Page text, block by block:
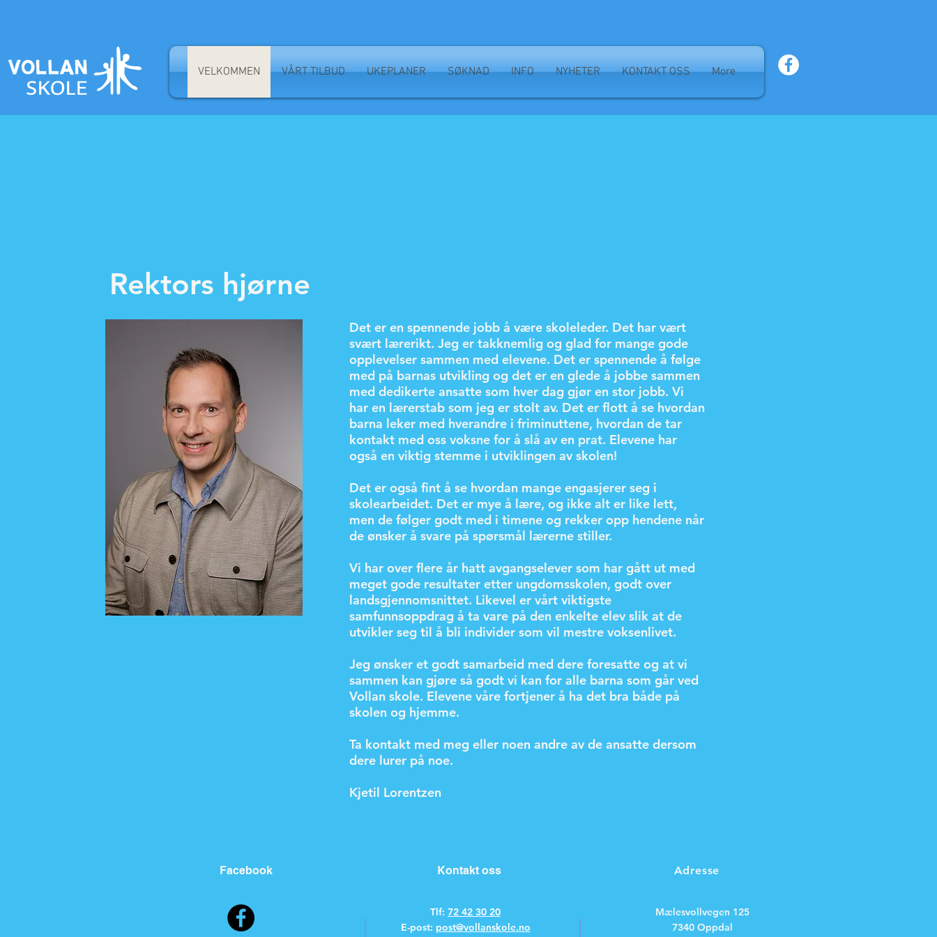
VELKOMMEN VÅRT TILBUD UKEPLANER SØKNAD INFO NYHETER KONTAKT OSS More
Rektors hjørne
Det er en spennende jobb å være skoleleder. Det har vært
svært lærerikt. Jeg er takknemlig og glad for mange gode
opplevelser sammen med elevene. Det er spennende å følge
med på barnas utvikling og det er en glede å jobbe sammen
med dedikerte ansatte som hver dag gjør en stor jobb. Vi
har en lærerstab som jeg er stolt av. Det er flott å se hvordan
barna leker med hverandre i friminuttene, hvordan de tar
kontakt med oss voksne for å slå av en prat. Elevene har
også en viktig stemme i utviklingen av skolen!
Det er også fint å se hvordan mange engasjerer seg i
skolearbeidet. Det er mye å lære, og ikke alt er like lett,
men de følger godt med i timene og rekker opp hendene når
de ønsker å svare på spørsmål lærerne stiller.
Vi har over flere år hatt avgangselever som har gått ut med
meget gode resultater etter ungdomsskolen, godt over
landsgjennomsnittet. Likevel er vårt viktigste
samfunnsoppdrag å ta vare på den enkelte elev slik at de
utvikler seg til å bli individer som vil mestre voksenlivet.
Jeg ønsker et godt samarbeid med dere foresatte og at vi
sammen kan gjøre så godt vi kan for alle barna som går ved
Vollan skole. Elevene våre fortjener å ha det bra både på
skolen og hjemme.
Ta kontakt med meg eller noen andre av de ansatte dersom
dere lurer på noe.
Kjetil Lorentzen
Facebook Kontakt oss Adresse
Tlf: 72 42 30 20
E-post: post@vollanskole.no
Mælesvollvegen 125
7340 Oppdal